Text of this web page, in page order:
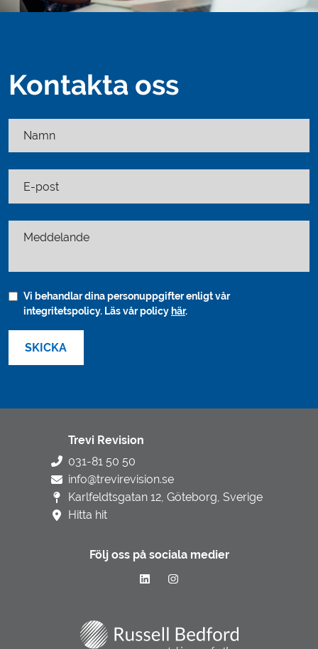
Kontakta oss
Namn
E-post
Vi behandlar dina personuppgifter enligt vår
integritetspolicy. Läs vår policy här.
Trevi Revision
031-81 50 50
info@trevirevision.se
Karlfeldtsgatan 12, Göteborg, Sverige
Hitta hit
Följ oss på sociala medier